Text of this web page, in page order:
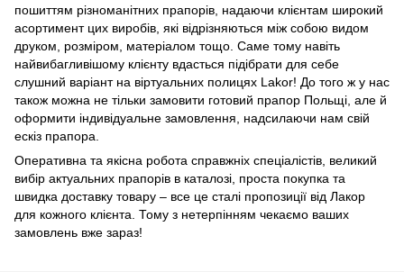
пошиттям різноманітних прапорів, надаючи клієнтам широкий
асортимент цих виробів, які відрізняються між собою видом
друком, розміром, матеріалом тощо. Саме тому навіть
найвибагливішому клієнту вдасться підібрати для себе
слушний варіант на віртуальних полицях Lakor! До того ж у нас
також можна не тільки замовити готовий прапор Польщі, але й
оформити індивідуальне замовлення, надсилаючи нам свій
ескіз прапора.
Оперативна та якісна робота справжніх спеціалістів, великий
вибір актуальних прапорів в каталозі, проста покупка та
швидка доставку товару – все це сталі пропозиції від Лакор
для кожного клієнта. Тому з нетерпінням чекаємо ваших
замовлень вже зараз!